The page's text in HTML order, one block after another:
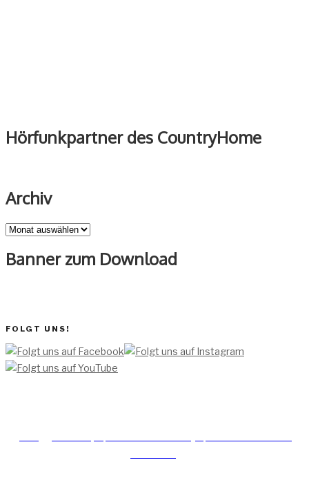
Hörfunkpartner des CountryHome
Archiv
Archiv
Banner zum Download
FOLGT UNS!